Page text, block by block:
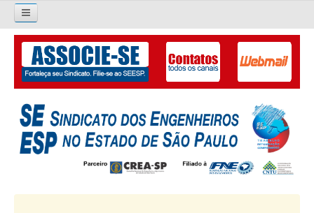
Pesquisar...
O SINDICATO
APRESENTAÇÃO
PALAVRA DO PRESIDENTE
DIRETORIA